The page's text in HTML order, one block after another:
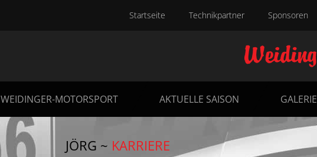
Startseite Technikpartner Sponsoren
WEIDINGER-MOTORSPORT AKTUELLE SAISON GALERIE
JÖRG ~ KARRIERE